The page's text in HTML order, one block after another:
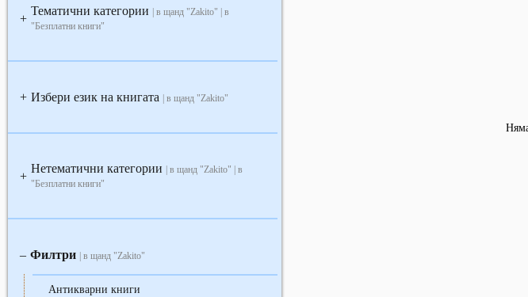
+
Тематични категории
| в щанд "Zakito" | в
"Безплатни книги"
+ Избери език на книгата | в щанд "Zakito"
+
Нетематични категории
| в щанд "Zakito" | в
"Безплатни книги"
‒ Филтри | в щанд "Zakito"
Антикварни книги